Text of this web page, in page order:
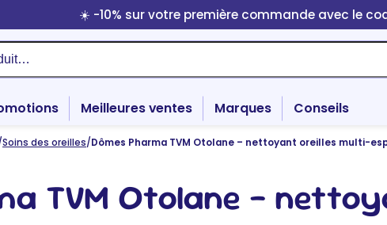
☀️ -10% sur votre première commande avec le code
Meilleures ventes Marques Conseils
Soins des oreilles/Dômes Pharma TVM Otolane – nettoyant oreilles multi-
TVM Otolane –